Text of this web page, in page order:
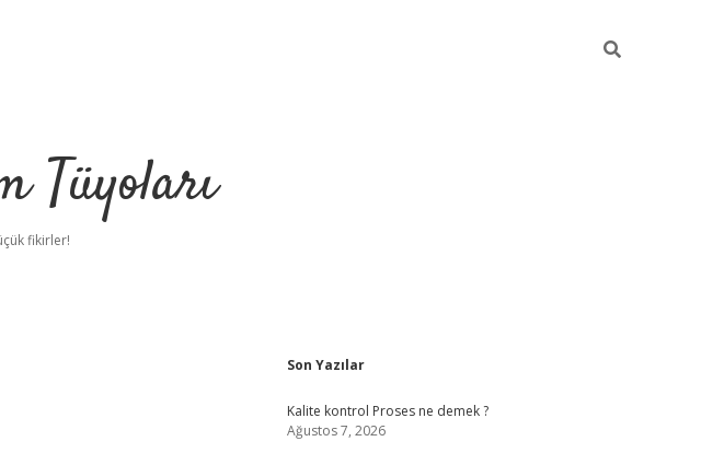
Tüyoları
fikirler!
Sidebar
Son Yazılar
Kalite kontrol Proses ne demek ?
Ağustos 7, 2026